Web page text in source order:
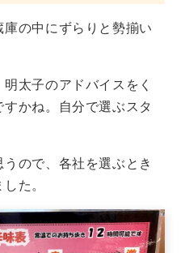
の中にずらりと勢揃い
太子のアドバイスをく
かね。自分で選ぶスタ
ので、各社を選ぶとき
た。